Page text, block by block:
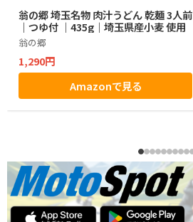
翁の郷 埼玉名物 肉汁うどん 乾麺 3人前
｜つゆ付 ｜435g｜埼玉県産小麦 使用
翁の郷
1,290円
Amazonで見る